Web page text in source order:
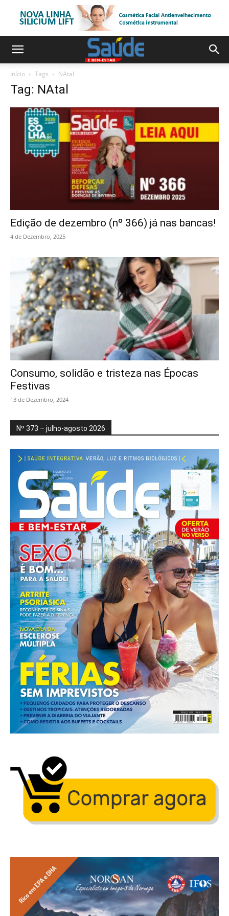
Início Tags NAtal
Tag: NAtal
Edição de dezembro (nº 366) já nas bancas!
4 de Dezembro, 2025
Consumo, solidão e tristeza nas Épocas
Festivas
13 de Dezembro, 2024
Nº 373 – julho-agosto 2026